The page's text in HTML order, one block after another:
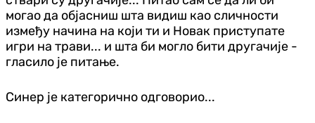
могао да објасниш шта видиш као сличности
између начина на који ти и Новак приступате
игри на трави... и шта би могло бити другачије -
гласило је питање.
Синер је категорично одговорио...